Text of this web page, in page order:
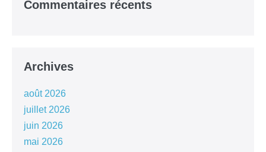
Commentaires récents
Archives
août 2026
juillet 2026
juin 2026
mai 2026